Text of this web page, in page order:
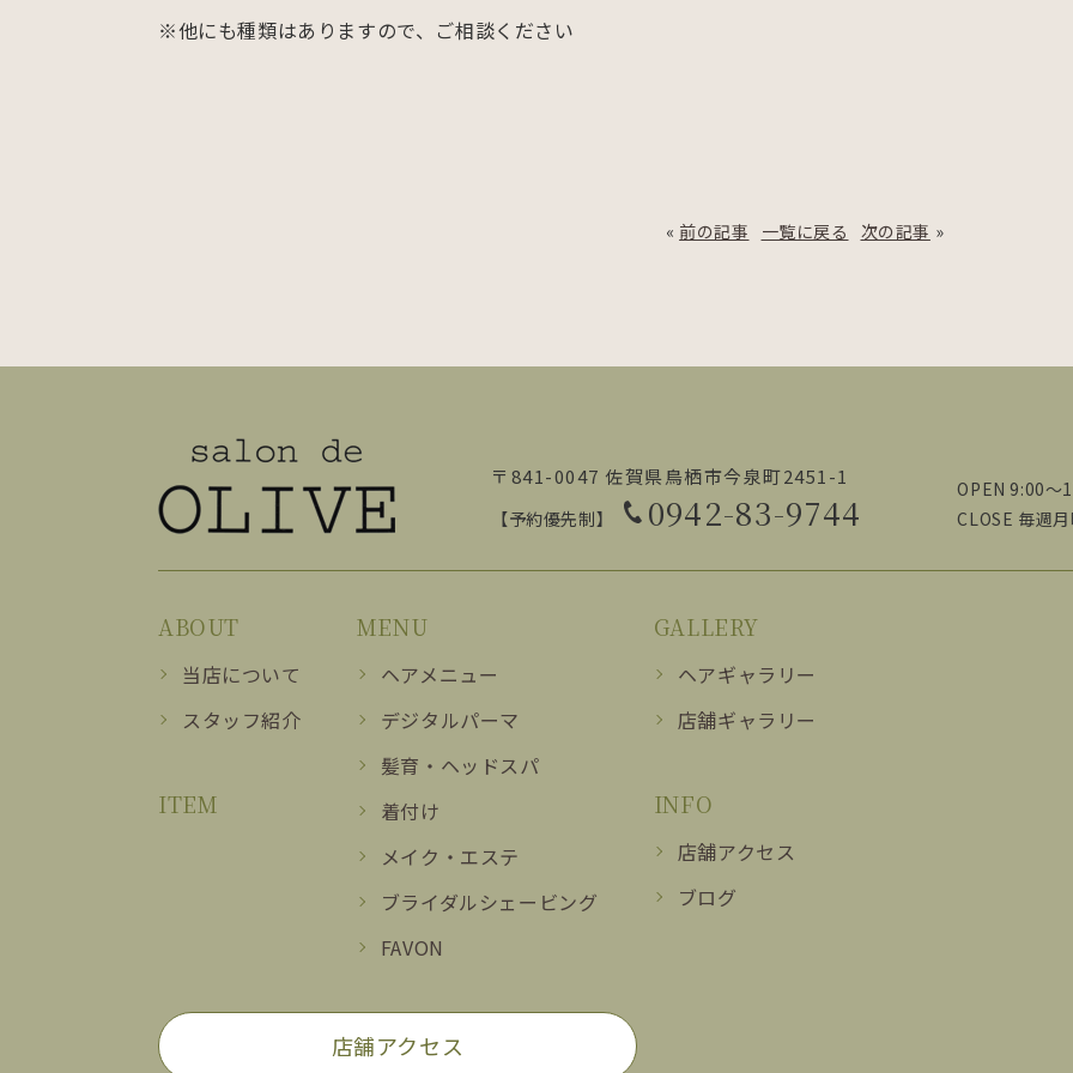
※他にも種類はありますので、ご相談ください
« 前の記事 一覧に戻る 次の記事 »
〒841-0047 佐賀県鳥栖市今泉町2451-1
【予約優先制】 0942-83-9744
OPEN 9:00～
CLOSE 毎週
ABOUT
当店について
スタッフ紹介
ITEM
MENU
ヘアメニュー
デジタルパーマ
髪育・ヘッドスパ
着付け
メイク・エステ
ブライダルシェービング
FAVON
GALLERY
ヘアギャラリー
店舗ギャラリー
INFO
店舗アクセス
ブログ
店舗アクセス